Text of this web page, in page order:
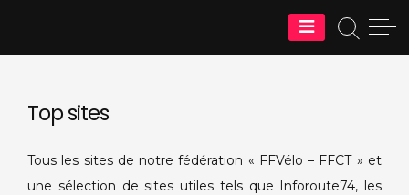
Cyclos Randonneurs Thononais
Top sites
Tous les sites de notre fédération « FFVélo – FFCT » et
une sélection de sites utiles tels que Inforoute74, les